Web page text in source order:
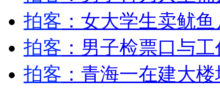
外交部：反对强权政治霸凌主义
拍客 ：女大学生卖鱿
拍客 ：男子检票口与
拍客 ：青海一在建大